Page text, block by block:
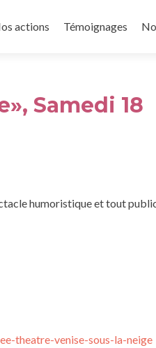
actions Témoignages
Samedi 18
humoristique et tout
theatre-venise-sous-la-neige